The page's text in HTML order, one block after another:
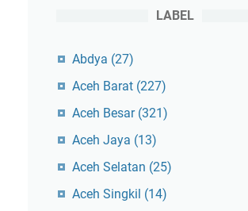
LABEL
Abdya (27)
Aceh Barat (227)
Aceh Besar (321)
Aceh Jaya (13)
Aceh Selatan (25)
Aceh Singkil (14)